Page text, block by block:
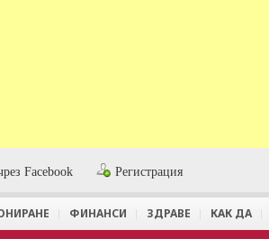
Facebook Регистрация
ФИНАНСИ ЗДРАВЕ КАК ДА